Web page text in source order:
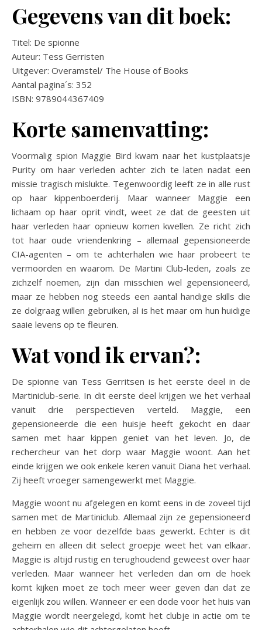
Gegevens van dit boek:
Titel: De spionne
Auteur: Tess Gerristen
Uitgever: Overamstel/ The House of Books
Aantal pagina´s: 352
ISBN: 9789044367409
Korte samenvatting:
Voormalig spion Maggie Bird kwam naar het kustplaatsje
Purity om haar verleden achter zich te laten nadat een
missie tragisch mislukte. Tegenwoordig leeft ze in alle rust
op haar kippenboerderij. Maar wanneer Maggie een
lichaam op haar oprit vindt, weet ze dat de geesten uit
haar verleden haar opnieuw komen kwellen. Ze richt zich
tot haar oude vriendenkring – allemaal gepensioneerde
CIA-agenten – om te achterhalen wie haar probeert te
vermoorden en waarom. De Martini Club-leden, zoals ze
zichzelf noemen, zijn dan misschien wel gepensioneerd,
maar ze hebben nog steeds een aantal handige skills die
ze dolgraag willen gebruiken, al is het maar om hun huidige
saaie levens op te fleuren.
Wat vond ik ervan?:
De spionne van Tess Gerritsen is het eerste deel in de
Martiniclub-serie. In dit eerste deel krijgen we het verhaal
vanuit drie perspectieven verteld. Maggie, een
gepensioneerde die een huisje heeft gekocht en daar
samen met haar kippen geniet van het leven. Jo, de
rechercheur van het dorp waar Maggie woont. Aan het
einde krijgen we ook enkele keren vanuit Diana het verhaal.
Zij heeft vroeger samengewerkt met Maggie.
Maggie woont nu afgelegen en komt eens in de zoveel tijd
samen met de Martiniclub. Allemaal zijn ze gepensioneerd
en hebben ze voor dezelfde baas gewerkt. Echter is dit
geheim en alleen dit select groepje weet het van elkaar.
Maggie is altijd rustig en terughoudend geweest over haar
verleden. Maar wanneer het verleden dan om de hoek
komt kijken moet ze toch meer weer geven dan dat ze
eigenlijk zou willen. Wanneer er een dode voor het huis van
Maggie wordt neergelegd, komt het clubje in actie om te